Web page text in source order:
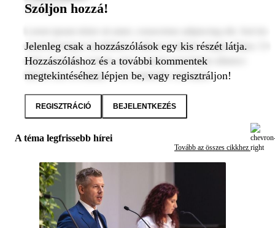
2024. január 1.
eiusmod tempor incididunt ut labore et dolore magna aliqua. Ut
enim ad minim veniam, quis nostrud exercitation ullamco
laboris nisi ut aliquip ex ea commodo consequat.
Szóljon hozzá!
Jelenleg csak a hozzászólások egy kis részét látja.
Hozzászóláshoz és a további kommentek
megtekintéséhez lépjen be, vagy regisztráljon!
REGISZTRÁCIÓ BEJELENTKEZÉS
A téma legfrissebb hírei
Tovább az összes cikkhez